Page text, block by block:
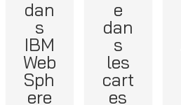
dan
s
IBM
Web
Sph
ere
e
dan
s
les
cart
es